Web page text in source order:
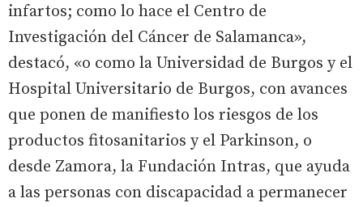
infartos; como lo hace el Centro de
Investigación del Cáncer de Salamanca»,
destacó, «o como la Universidad de Burgos y el
Hospital Universitario de Burgos, con avances
que ponen de manifiesto los riesgos de los
productos fitosanitarios y el Parkinson, o
desde Zamora, la Fundación Intras, que ayuda
a las personas con discapacidad a permanecer